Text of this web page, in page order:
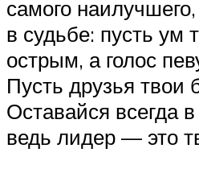
самого
в судьбе: пусть ум
острым, а голос
Пусть друзья твои
Оставайся всегда
ведь лидер — это